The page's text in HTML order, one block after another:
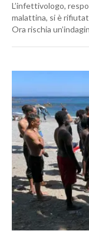
L’infettivologo,
malattina, si è
Ora rischia